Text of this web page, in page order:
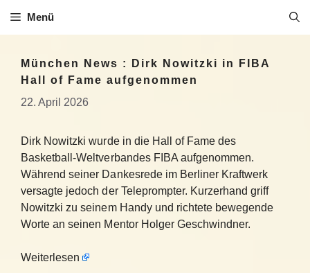
Inhalt
Menü
München News : Dirk Nowitzki in FIBA
Hall of Fame aufgenommen
22. April 2026
Dirk Nowitzki wurde in die Hall of Fame des
Basketball-Weltverbandes FIBA aufgenommen.
Während seiner Dankesrede im Berliner Kraftwerk
versagte jedoch der Teleprompter. Kurzerhand griff
Nowitzki zu seinem Handy und richtete bewegende
Worte an seinen Mentor Holger Geschwindner.
Weiterlesen